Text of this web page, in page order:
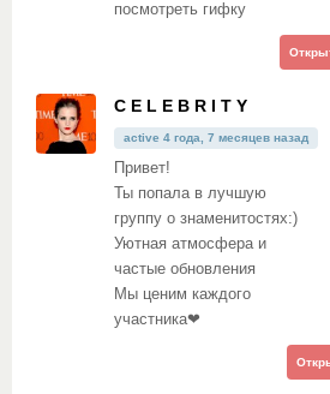
посмотреть гифку
C E L E B R I T Y
active 4 года, 7 месяцев назад
Привет!
Ты попала в лучшую
группу о знаменитостях:)
Уютная атмосфера и
частые обновления
Мы ценим каждого
участника❤